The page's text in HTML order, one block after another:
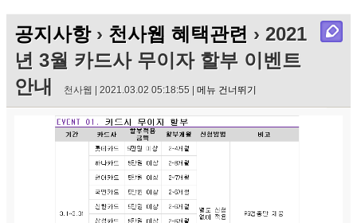
공지사항› 천사웹 혜택관련 › 2021
년 3월 카드사 무이자 할부 이벤트
안내
천사웹 | 2021.03.02 05:18:55 | 메뉴 건너뛰기